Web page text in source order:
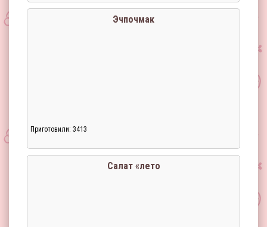
Эчпочмак
Приготовили: 3413
Салат «лето